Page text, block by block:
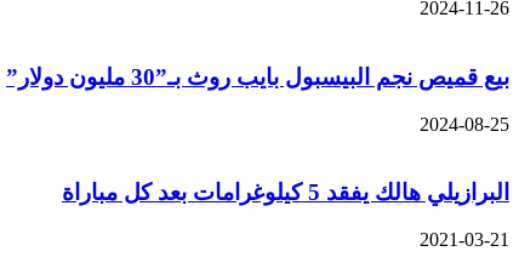
2024-11-26
بيع قميص نجم البيسبول بايب روث بـ”30 مليون دولار”
2024-08-25
البرازيلي هالك يفقد 5 كيلوغرامات بعد كل مباراة
2021-03-21